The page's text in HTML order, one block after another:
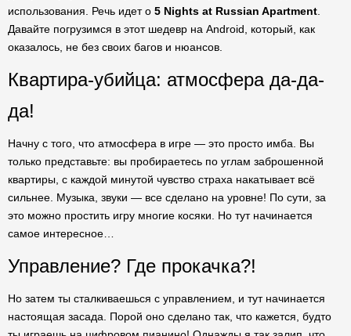
использования. Речь идет о 5 Nights at Russian Apartment
Давайте погрузимся в этот шедевр на Android, который, как
оказалось, не без своих багов и нюансов.
Квартира-убийца: атмосфера да-да-
да!
Начну с того, что атмосфера в игре — это просто имба. Вы
только представьте: вы пробираетесь по углам заброшенной
квартиры, с каждой минутой чувство страха накатывает всё
сильнее. Музыка, звуки — все сделано на уровне! По сути, за
это можно простить игру многие косяки. Но тут начинается
самое интересное…
Управление? Где прокачка?!
Но затем ты сталкиваешься с управлением, и тут начинается
настоящая засада. Порой оно сделано так, что кажется, будто